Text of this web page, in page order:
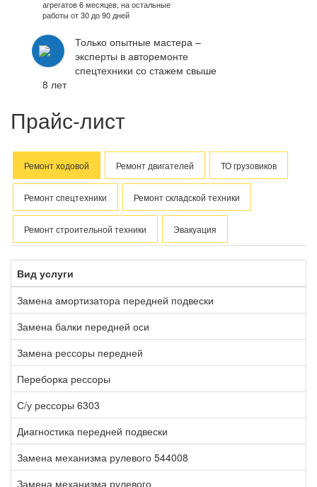
агрегатов 6 месяцев, на остальные
работы от 30 до 90 дней
Только опытные мастера –
эксперты в авторемонте
спецтехники со стажем свыше
8 лет
Прайс-лист
Ремонт ходовой Ремонт двигателей ТО грузовиков
Ремонт спецтехники Ремонт складской техники
Ремонт строительной техники Эвакуация
Вид услуги
Замена амортизатора передней подвески
Замена балки передней оси
Замена рессоры передней
Переборка рессоры
С/у рессоры 6303
Диагностика передней подвески
Замена механизма рулевого 544008
Замена механизма рулевого